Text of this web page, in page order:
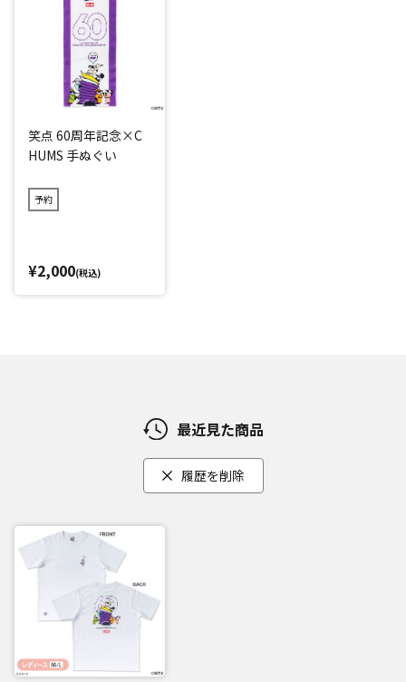
笑点 60周年記念×C
HUMS 手ぬぐい
予約
¥2,000(税込)
最近見た商品
履歴を削除